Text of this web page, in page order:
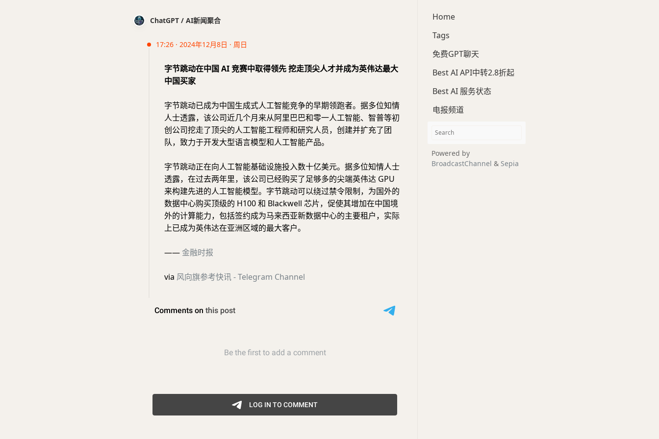
ChatGPT / AI新闻聚合
17:26 · 2024年12月8日 · 周日
字节跳动在中国 AI 竞赛中取得领先 挖走顶尖人才并成为英伟达最大
中国买家
字节跳动已成为中国生成式人工智能竞争的早期领跑者。据多位知情
人士透露，该公司近几个月来从阿里巴巴和零一人工智能、智普等初
创公司挖走了顶尖的人工智能工程师和研究人员，创建并扩充了团
队，致力于开发大型语言模型和人工智能产品。
字节跳动正在向人工智能基础设施投入数十亿美元。据多位知情人士
透露，在过去两年里，该公司已经购买了足够多的尖端英伟达 GPU
来构建先进的人工智能模型。字节跳动可以绕过禁令限制，为国外的
数据中心购买顶级的 H100 和 Blackwell 芯片，促使其增加在中国境
外的计算能力，包括签约成为马来西亚新数据中心的主要租户，实际
上已成为英伟达在亚洲区域的最大客户。
——金融时报
via 风向旗参考快讯 - Telegram Channel
Home
Tags
免费GPT聊天
Best AI API中转2.8折起
Best AI 服务状态
电报频道
Powered by
BroadcastChannel & Sepia